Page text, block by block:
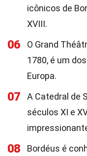
icônicos de
XVIII.
06
O Grand
1780, é um
Europa.
07
A Catedral de
séculos XI e
08
Bordéus é